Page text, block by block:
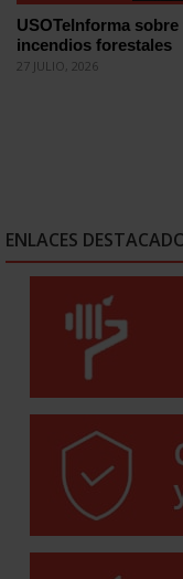
USOTeInforma
incendios forestales
27 JULIO, 2026
ENLACES